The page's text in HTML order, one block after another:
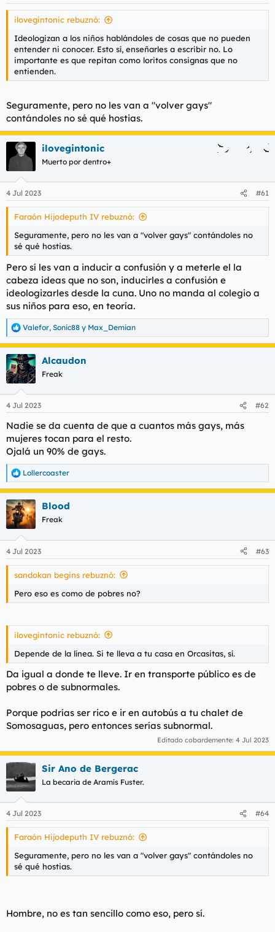
s
ilovegintonic rebuznó:
Ideologizan a los niños hablándoles de cosas que no pueden
entender ni conocer. Esto sí, enseñarles a escribir no. Lo
importante es que repitan como loritos consignas que no
entienden.
Seguramente, pero no les van a "volver gays"
contándoles no sé qué hostias.
ilovegintonic
Muerto por dentro+
4 Jul 2023 #61
Faraón Hijodeputh IV rebuznó:
Seguramente, pero no les van a "volver gays" contándoles no
sé qué hostias.
Pero sí les van a inducir a confusión y a meterle el la
cabeza ideas que no son, inducirles a confusión e
ideologizarles desde la cuna. Uno no manda al colegio a
sus niños para eso, en teoría.
R
e
a
c
c
i
e
:
Valefor, Sonic88 y Max_Demian
Alcaudon
Freak
4 Jul 2023 #62
Nadie se da cuenta de que a cuantos más gays, más
mujeres tocan para el resto.
Ojalá un 90% de gays.
R
e
a
c
c
i
e
s
Lollercoaster
Blood
Freak
4 Jul 2023 #63
sandokan begins rebuznó:
Pero eso es como de pobres no?
ilovegintonic rebuznó:
Depende de la línea. Si te lleva a tu casa en Orcasitas, sí.
Da igual a donde te lleve. Ir en transporte público es de
pobres o de subnormales.
Porque podrías ser rico e ir en autobús a tu chalet de
Somosaguas, pero entonces serías subnormal.
Editado cobardemente: 4 Jul 2023
Sir Ano de Bergerac
La becaria de Aramís Fuster.
4 Jul 2023 #64
Faraón Hijodeputh IV rebuznó:
Seguramente, pero no les van a "volver gays" contándoles no
sé qué hostias.
Hombre, no es tan sencillo como eso, pero sí.